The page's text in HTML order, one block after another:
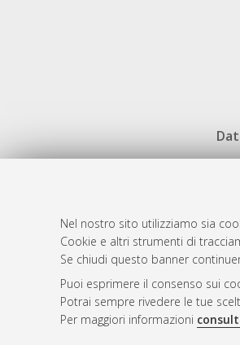
Nel nostro sito utilizziamo sia
Cookie e altri strumenti di
Se chiudi questo banner
Puoi esprimere il consenso sui
Potrai sempre rivedere le tue
Per maggiori informazioni
Atom
Rss 1.0
Rss 2.0